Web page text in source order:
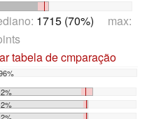
1715 (70%) max:
tabela de cmparação